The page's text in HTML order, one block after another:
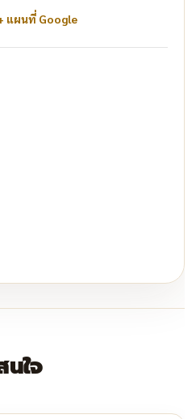
ใจ
แผนที่ Google